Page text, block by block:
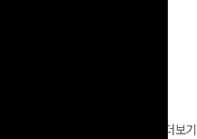
더보기